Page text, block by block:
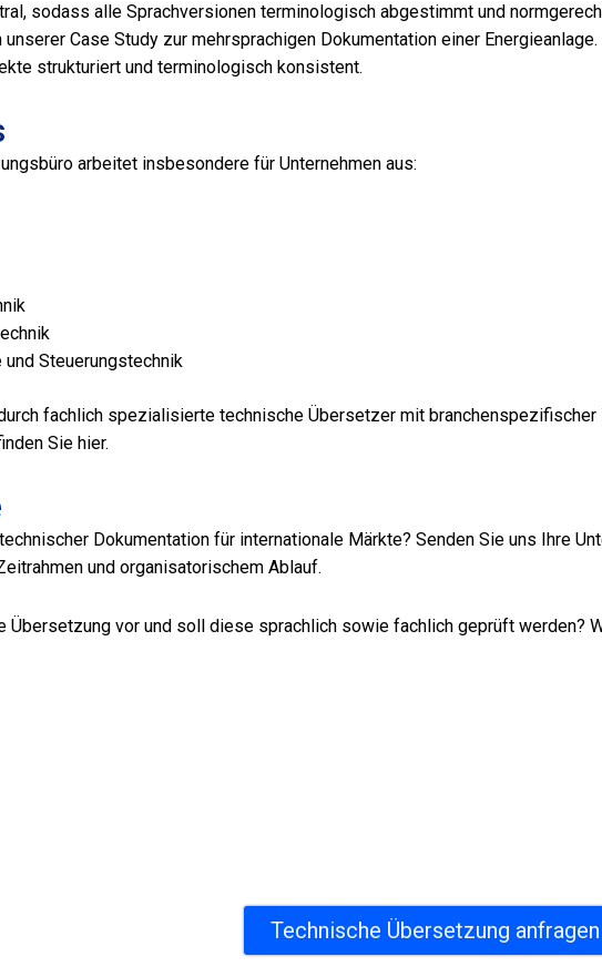
sodass alle Sprachversionen terminologisch abgestimmt und
Case Study zur mehrsprachigen Dokumentation einer
strukturiert und terminologisch konsistent.
arbeitet insbesondere für Unternehmen aus:
Steuerungstechnik
fachlich spezialisierte technische Übersetzer mit
Sie hier.
Dokumentation für internationale Märkte? Senden Sie uns Ihre
und organisatorischem Ablauf.
Übersetzung vor und soll diese sprachlich sowie fachlich geprüft werden?
Technische Übersetzung anfragen